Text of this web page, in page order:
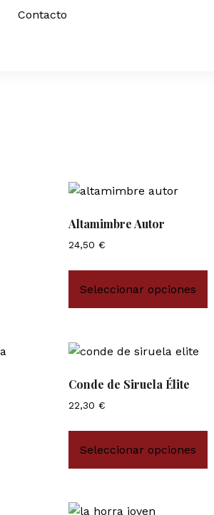
Contacto
Altamimbre Autor
24,50€
Seleccionar opciones
Conde de Siruela Élite
22,30€
Seleccionar opciones